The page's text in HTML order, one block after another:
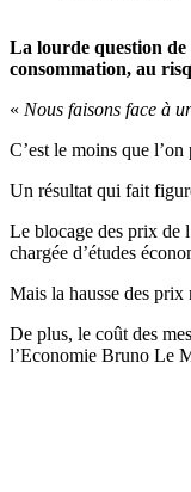
La lourde question de
consommation, au
« Nous faisons face à
C’est le moins que
Un résultat qui fait
Le blocage des prix de
chargée d’études
Mais la hausse des prix
De plus, le coût des
l’Economie Bruno Le